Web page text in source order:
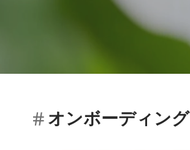
オンボーディング